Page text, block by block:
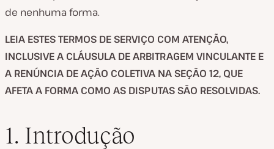
de nenhuma forma.
LEIA ESTES TERMOS DE SERVIÇO COM ATENÇÃO,
INCLUSIVE A CLÁUSULA DE ARBITRAGEM VINCULANTE E
A RENÚNCIA DE AÇÃO COLETIVA NA SEÇÃO 12, QUE
AFETA A FORMA COMO AS DISPUTAS SÃO RESOLVIDAS.
1. Introdução